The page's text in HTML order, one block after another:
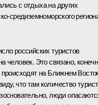
с отдыха на других
средиземноморского
российских туристов
человек. Это связано,
на Ближнем
что там количество
люди